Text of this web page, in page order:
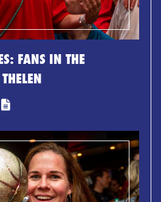
FANS IN THE